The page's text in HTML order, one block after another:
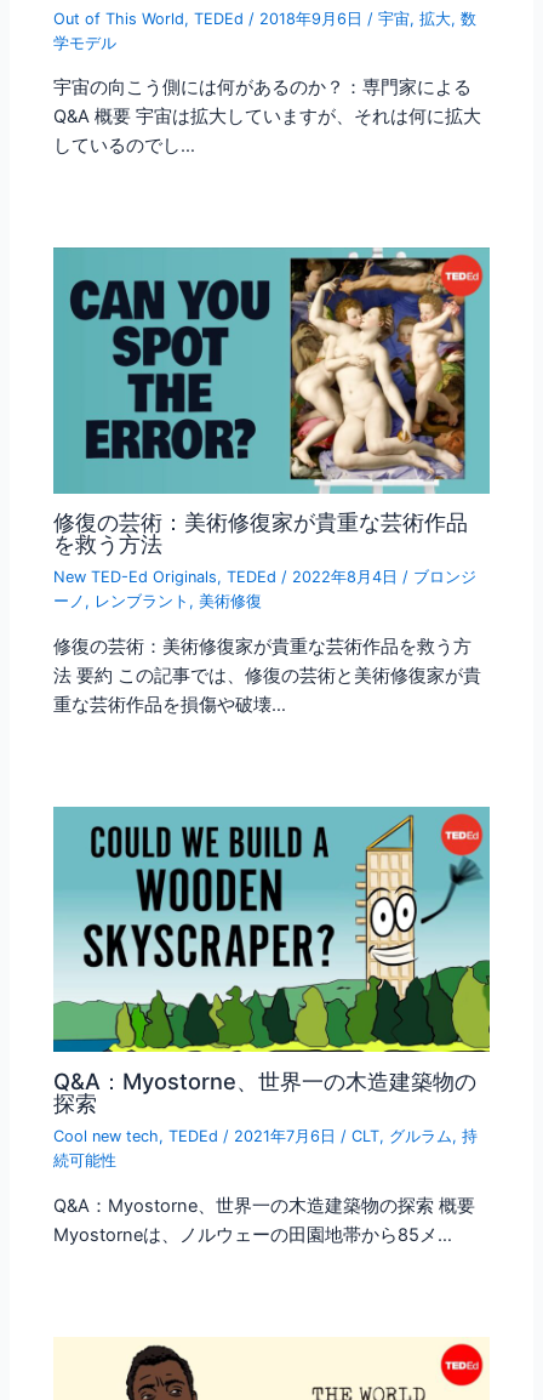
Out of This World,TEDEd / 2018年9月6日 /宇宙,拡大,数
学モデル
宇宙の向こう側には何があるのか？：専門家による
Q&A 概要 宇宙は拡大していますが、それは何に拡大
しているのでし…
修復の芸術：美術修復家が貴重な芸術作品
を救う方法
New TED-Ed Originals,TEDEd / 2022年8月4日/ ブロンジ
ーノ , レンブラント ,美術修復
修復の芸術：美術修復家が貴重な芸術作品を救う方
法 要約 この記事では、修復の芸術と美術修復家が貴
重な芸術作品を損傷や破壊…
Q&A：Myostorne、世界一の木造建築物の
探索
Cool new tech,TEDEd / 2021年7月6日 /CLT, グルラム,持
続可能性
Q&A：Myostorne、世界一の木造建築物の探索 概要
Myostorneは、ノルウェーの田園地帯から85メ…